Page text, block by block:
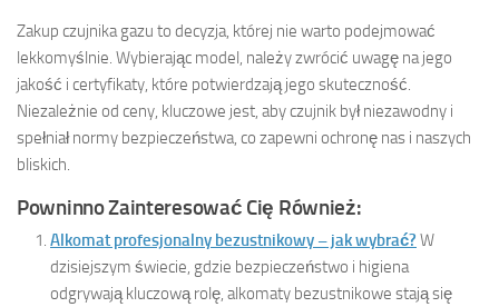
Zakup czujnika gazu to decyzja, której nie warto podejmować
lekkomyślnie. Wybierając model, należy zwrócić uwagę na jego
jakość i certyfikaty, które potwierdzają jego skuteczność.
Niezależnie od ceny, kluczowe jest, aby czujnik był niezawodny i
spełniał normy bezpieczeństwa, co zapewni ochronę nas i naszych
bliskich.
Powninno Zainteresować Cię Również:
Alkomat profesjonalny bezustnikowy – jak wybrać? W
dzisiejszym świecie, gdzie bezpieczeństwo i higiena
odgrywają kluczową rolę, alkomaty bezustnikowe stają się